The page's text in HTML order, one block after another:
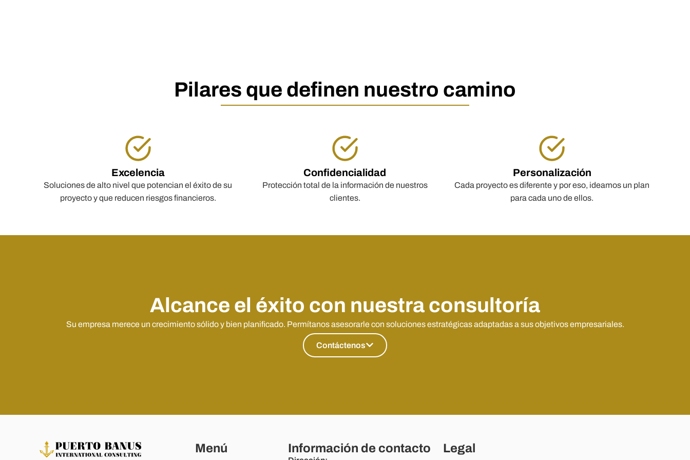
Pilares que definen nuestro camino
Excelencia
Soluciones de alto nivel que potencian el éxito de su
proyecto y que reducen riesgos financieros.
Confidencialidad
Protección total de la información de nuestros
clientes.
Personalización
Cada proyecto es diferente y por eso, ideamos un plan
para cada uno de ellos.
Alcance el éxito con nuestra consultoría
Su empresa merece un crecimiento sólido y bien planificado. Permítanos asesorarle con soluciones estratégicas adaptadas a sus objetivos empresariales.
Contáctenos
Menú Información de contacto Legal